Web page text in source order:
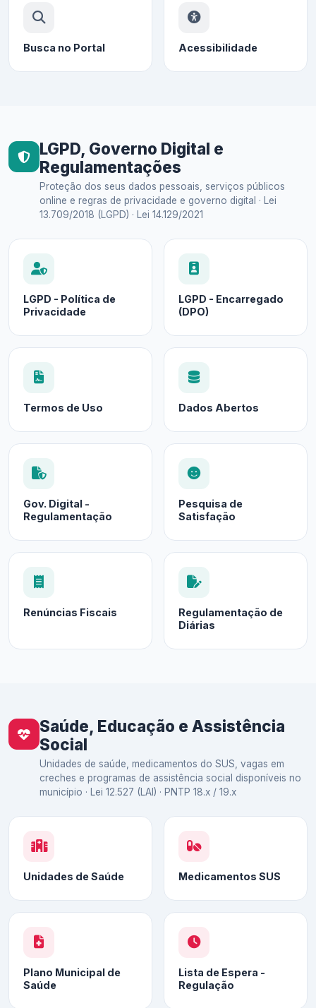
Busca no Portal Acessibilidade
LGPD, Governo Digital e
Regulamentações
Proteção dos seus dados pessoais, serviços públicos
online e regras de privacidade e governo digital · Lei
13.709/2018 (LGPD) · Lei 14.129/2021
LGPD - Política de
Privacidade
LGPD - Encarregado
(DPO)
Termos de Uso Dados Abertos
Gov. Digital -
Regulamentação
Pesquisa de
Satisfação
Renúncias Fiscais
Regulamentação de
Diárias
Saúde, Educação e Assistência
Social
Unidades de saúde, medicamentos do SUS, vagas em
creches e programas de assistência social disponíveis no
município · Lei 12.527 (LAI) · PNTP 18.x / 19.x
Unidades de Saúde Medicamentos SUS
Plano Municipal de
Saúde
Lista de Espera -
Regulação